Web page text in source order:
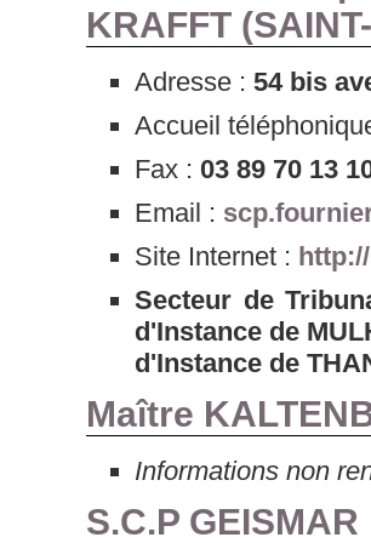
KRAFFT (
Adresse : 54 bis
Accueil
Fax : 03 89 70 13
Email :
Site Internet :
Secteur de
d'Instance de
d'Instance de
Maître
Informations non
S.C.P